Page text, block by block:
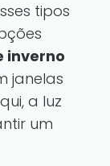
tipos
inverno
janelas
a luz
um